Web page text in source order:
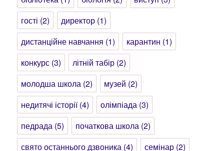
гості (2) директор (1)
дистанційне навчання (1) карантин (1)
конкурс (3) літній табір (2)
молодша школа (2) музей (2)
недитячі історії(4) олімпіада (3)
педрада (5) початкова школа (2)
свято останнього дзвоника (4) семінар (2)